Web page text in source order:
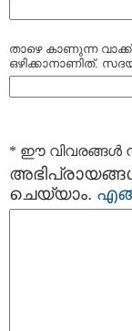
താഴെ കാണുന്ന
ഒഴിക്കാനാണിത്.
* ഈ വിവരങ്ങള്‍
ചെയ്യാം.